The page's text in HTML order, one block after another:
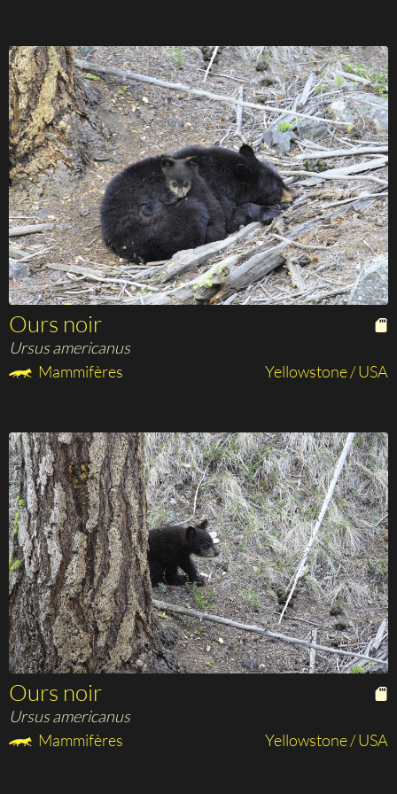
Ours noir
Ursus americanus
Mammifères
Yellowstone / USA
Ours noir
Ursus americanus
Mammifères
Yellowstone / USA